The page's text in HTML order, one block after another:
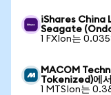
iShares China
Seagate
1 FXIon는
MACOM
Tokenized)에
1 MTSIon는